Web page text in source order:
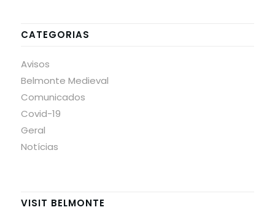
CATEGORIAS
Avisos
Belmonte Medieval
Comunicados
Covid-19
Geral
Notícias
VISIT BELMONTE